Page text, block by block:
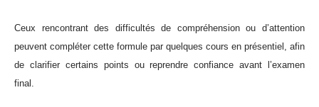
Ceux rencontrant des difficultés de compréhension ou d’attention
peuvent compléter cette formule par quelques cours en présentiel, afin
de clarifier certains points ou reprendre confiance avant l’examen
final.